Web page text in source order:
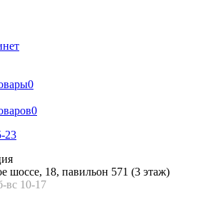
0
0
23
шоссе, 18, павильон 571 (3 этаж)
вс 10-17